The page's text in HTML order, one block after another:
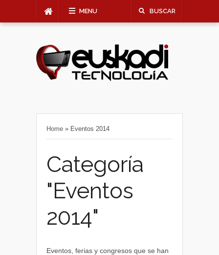
MENU BUSCAR
Home » Eventos 2014
Categoría
"Eventos
2014"
Eventos, ferias y congresos que se han